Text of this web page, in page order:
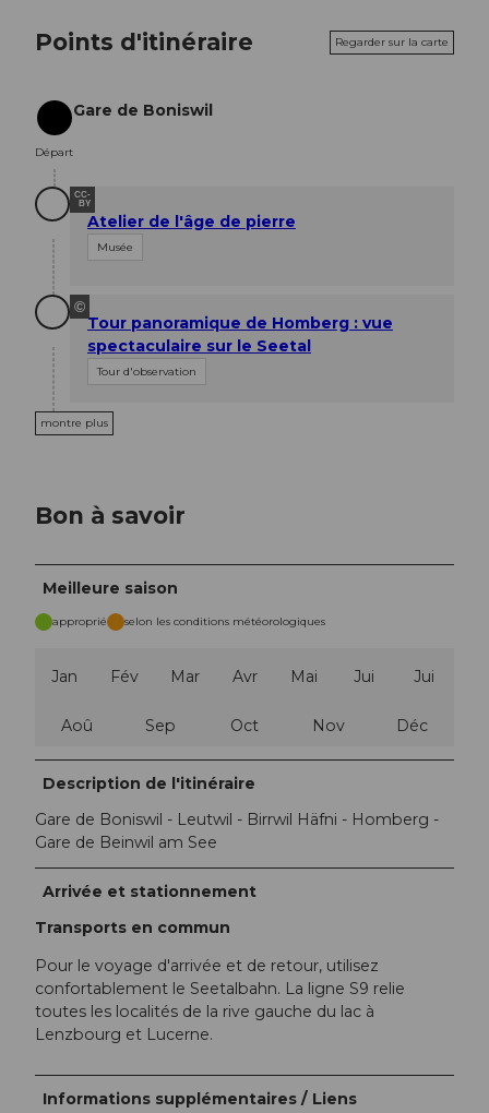
Points d'itinéraire Regarder sur la carte
Départ
Départ
Gare de Boniswil
CC-
BY
Atelier de l'âge de pierre
Musée
©
Tour panoramique de Homberg : vue
spectaculaire sur le Seetal
Tour d'observation
montre plus
Bon à savoir
Meilleure saison
approprié selon les conditions météorologiques
Jan Fév Mar Avr Mai Jui Jui
Aoû Sep Oct Nov Déc
Description de l'itinéraire
Gare de Boniswil - Leutwil - Birrwil Häfni - Homberg -
Gare de Beinwil am See
Arrivée et stationnement
Transports en commun
Pour le voyage d'arrivée et de retour, utilisez
confortablement le Seetalbahn. La ligne S9 relie
toutes les localités de la rive gauche du lac à
Lenzbourg et Lucerne.
Informations supplémentaires / Liens